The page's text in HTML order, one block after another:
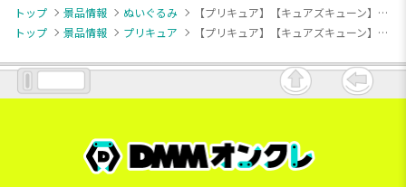
トップ 景品情報 ぬいぐるみ
【プリキュア】【キュアズキューン】キミとアイドルプリキュア♪ めちゃもふぐっとぬいぐるみ～キュアズキューン～
トップ
景品情報 プリキュア 【プリキュア】【キュアズキューン】キミとアイドルプリキュア♪ めちゃもふぐっとぬいぐるみ～キュアズキューン～